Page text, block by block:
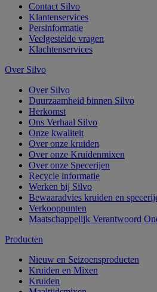
Contact Silvo
Klantenservices
Persinformatie
Veelgestelde vragen
Klachtenservices
Over Silvo
Over Silvo
Duurzaamheid binnen Silvo
Herkomst
Ons Verhaal Silvo
Onze kwaliteit
Over onze kruiden
Over onze Kruidenmixen
Over onze Specerijen
Recycle informatie
Werken bij Silvo
Bewaaradvies kruiden en
Verkooppunten
Maatschappelijk Verantwoord
Producten
Nieuw en Seizoensproducten
Kruiden en Mixen
Kruiden